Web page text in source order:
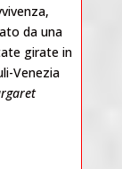
da una
girate in
Venezia